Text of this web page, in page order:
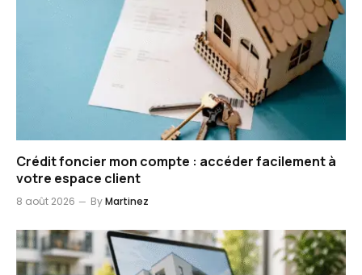
Crédit foncier mon compte : accéder facilement à
votre espace client
8 août 2026 ByMartinez